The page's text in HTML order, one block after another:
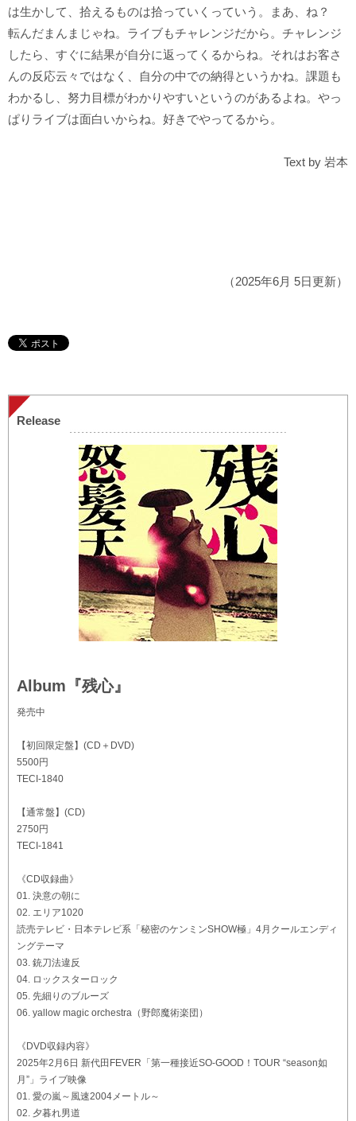
は生かして、拾えるものは拾っていくっていう。まあ、ね？
転んだまんまじゃね。ライブもチャレンジだから。チャレンジ
したら、すぐに結果が自分に返ってくるからね。それはお客さ
んの反応云々ではなく、自分の中での納得というかね。課題も
わかるし、努力目標がわかりやすいというのがあるよね。やっ
ぱりライブは面白いからね。好きでやってるから。
Text by 岩本
（2025年6月 5日更新）
Release
Album『残心』
発売中
【初回限定盤】(CD＋DVD)
5500円
TECI-1840
【通常盤】(CD)
2750円
TECI-1841
《CD収録曲》
01. 決意の朝に
02. エリア1020
読売テレビ・日本テレビ系「秘密のケンミンSHOW極」4月クールエンディ
ングテーマ
03. 銃刀法違反
04. ロックスターロック
05. 先細りのブルーズ
06. yallow magic orchestra（野郎魔術楽団）
《DVD収録内容》
2025年2月6日 新代田FEVER「第一種接近SO-GOOD！TOUR “season如
月”」ライブ映像
01. 愛の嵐～風速2004メートル～
02. 夕暮れ男道